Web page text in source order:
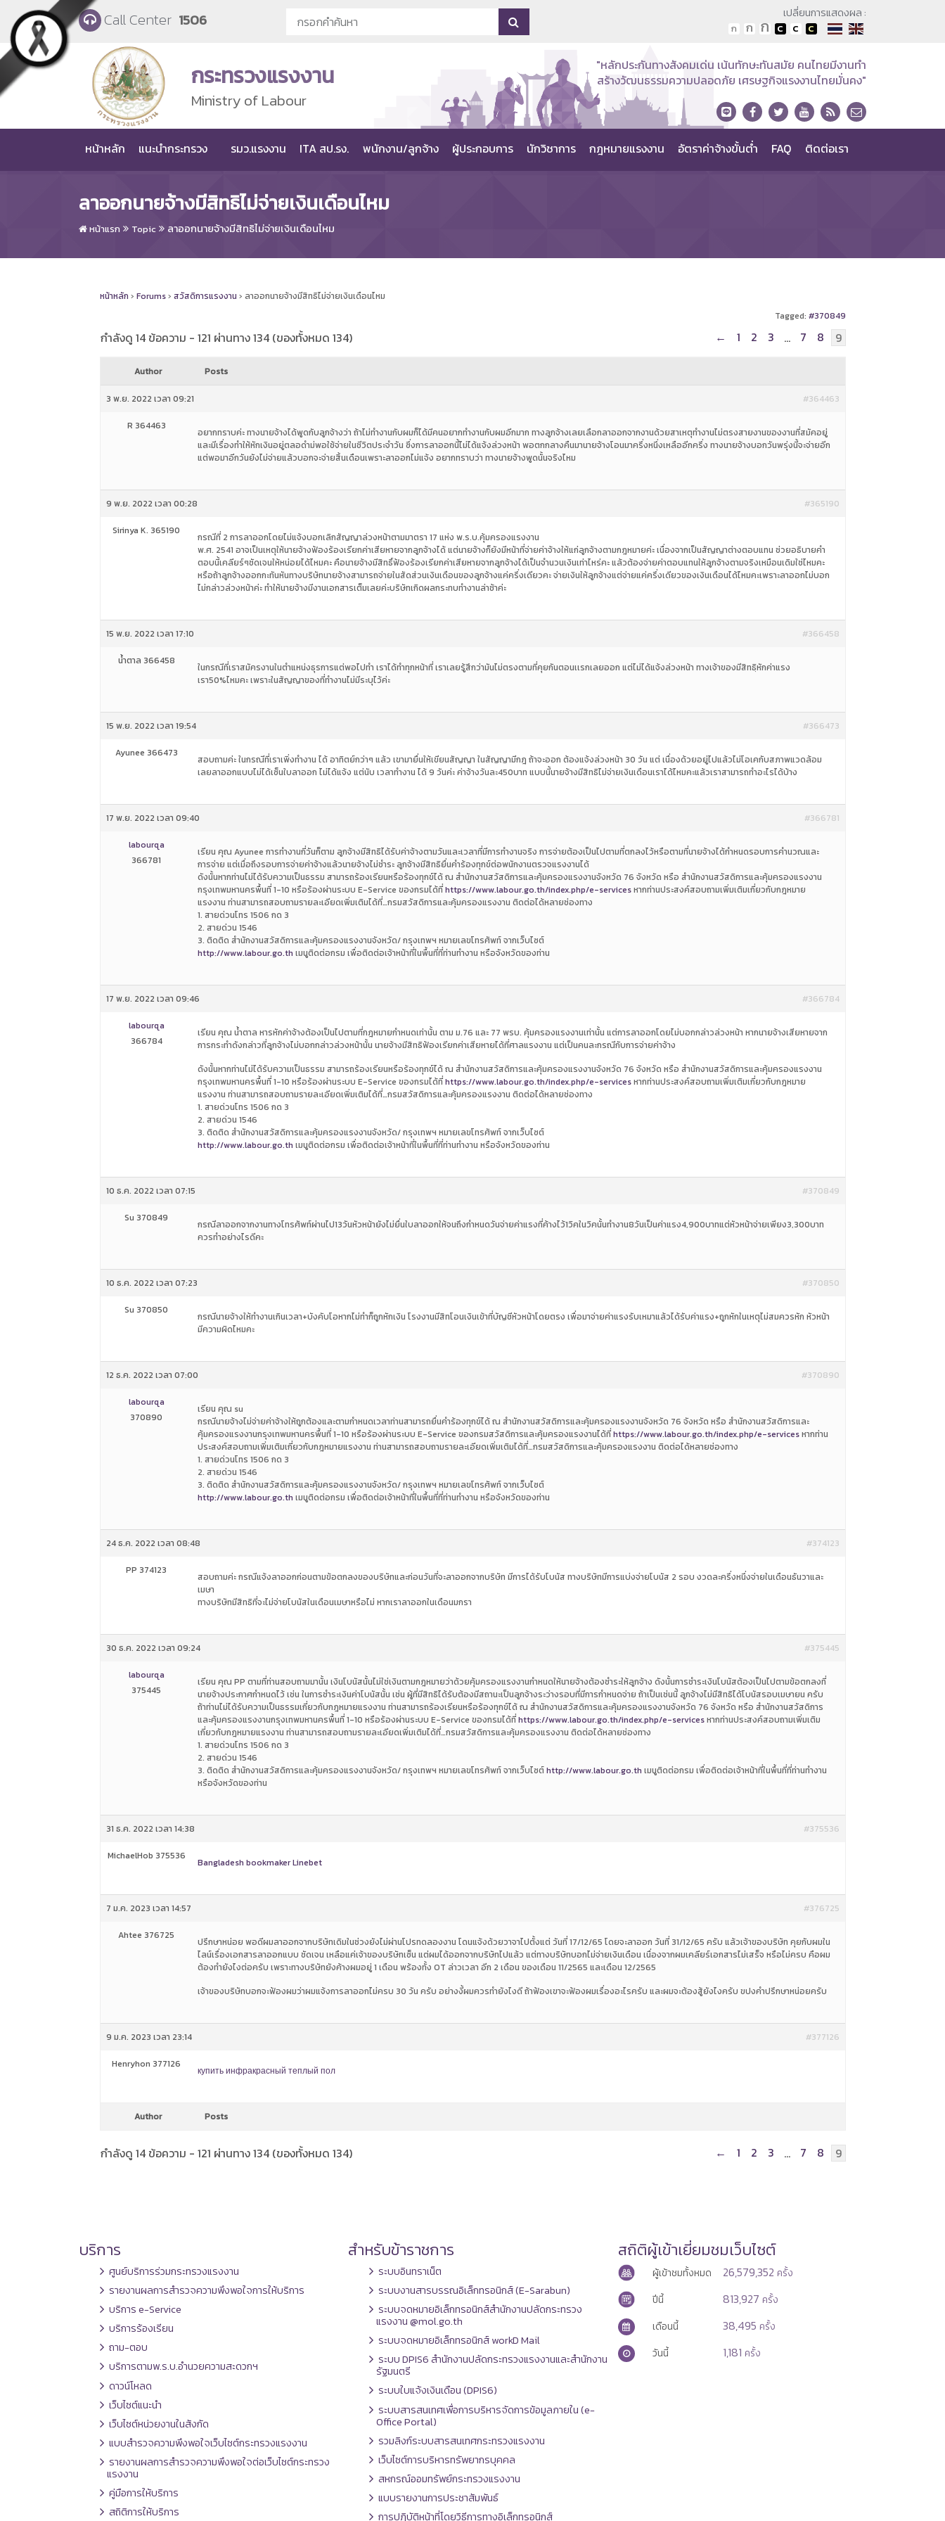
Skip to main content
Call Center 1506 เปลี่ยนการแสดงผล :
กระทรวงแรงงาน
Ministry of Labour
"หลักประกันทางสังคมเด่น เน้นทักษะทันสมัย คนไทยมีงานทำ
สร้างวัฒนธรรมความปลอดภัย เศรษฐกิจแรงงานไทยมั่นคง"
หน้าหลัก แนะนำกระทรวง รมว.แรงงาน ITA สป.รง. พนักงาน/ลูกจ้าง ผู้ประกอบการ นักวิชาการ กฎหมายแรงงาน อัตราค่าจ้างขั้นต่ำ FAQ ติดต่อเรา
ลาออกนายจ้างมีสิทธิไม่จ่ายเงินเดือนไหม
หน้าแรก Topic ลาออกนายจ้างมีสิทธิไม่จ่ายเงินเดือนไหม
หน้าหลัก › Forums› สวัสดิการแรงงาน › ลาออกนายจ้างมีสิทธิไม่จ่ายเงินเดือนไหม
Tagged: #370849
กำลังดู 14 ข้อความ - 121 ผ่านทาง 134 (ของทั้งหมด 134) ← 1 2 3 … 7 8 9
Author Posts
3 พ.ย. 2022 เวลา 09:21 #364463
R 364463
อยากทราบค่ะ ทางนายจ้างได้พูดกับลูกจ้างว่า ถ้าไม่ทำงานกับผมก็ได้มีคนอยากทำงานกับผมอีกมาก ทางลูกจ้างเลยเลือกลาออกจากงานด้วยสาเหตุทำงานไม่ตรงสายงานของงานที่สมัคอยู่
และมีเรื่องทำให้หักเงินอยู่ตลอดำม่พอใช้จ่ายในชีวิตประจำวัน ซึ่งการลาออกนี้ไม่ได้แจ้งล่วงหน้า พอตกกลางคืนมานายจ้างโอนมาครึ่งหนึ่งเหลืออีกครึ่ง ทางนายจ้างบอกวันพรุ่งนี้จะจ่ายอีก
แต่พอมาอีกวันยังไม่จ่ายแล้วบอกจะจ่ายสิ้นเดือนเพราะลาออกไม่แจ้ง อยากทราบว่า ทางนายจ้างพูดนั้นจริงไหม
9 พ.ย. 2022 เวลา 00:28 #365190
Sirinya K. 365190
กรณีที่ 2 การลาออกโดยไม่แจ้งบอกเลิกสัญญาล่วงหน้าตามมาตรา 17 แห่ง พ.ร.บ.คุ้มครองแรงงาน
พ.ศ. 2541 อาจเป็นเหตุให้นายจ้างฟ้องร้องเรียกค่าเสียหายจากลูกจ้างได้ แต่นายจ้างก็ยังมีหน้าที่จ่ายค่าจ้างให้แก่ลูกจ้างตามกฎหมายค่ะ เนื่องจากเป็นสัญญาต่างตอบแทน ช่วยอธิบายคำ
ตอบนี้เคลียร์ๆชัดเจนให้หน่อยได้ไหมคะ คือนายจ้างมีสิทธิ์ฟ้องร้องเรียกค่าเสียหายจากลูกจ้างได้เป็นจำนวนเงินเท่าไหร่คะ แล้วต้องจ่ายค่าตอบแทนให้ลูกจ้างตามจริงเหมือนเดิมใช่ไหมคะ
หรือถ้าลูกจ้างออกกะทันหันทางบริษัทนายจ้างสามารถจ่ายในสัดส่วนเงินเดือนของลูกจ้างแค่ครึ่งเดียวคะ จ่ายเงินให้ลูกจ้างแต่จ่ายแค่ครึ่งเดียวของเงินเดือนได้ไหมคะเพราะลาออกไม่บอก
ไม่กล่าวล่วงหน้าค่ะ ทำให้นายจ้างมีงานเอกสารเต็มเลยค่ะบริษัทเกิดผลกระทบทำงานล่าช้าค่ะ
15 พ.ย. 2022 เวลา 17:10 #366458
น้ำตาล 366458
ในกรณีที่เราสมัครงานในตำแหน่งธุรการแต่พอไปทำ เราได้ทำทุกหน้าที่ เราเลยรู้สึกว่ามันไม่ตรงตามที่คุยกันตอนเเรกเลยออก แต่ไม่ได้แจ้งล่วงหน้า ทางเจ้าของมีสิทธิฺหักค่าแรง
เรา50%ไหมคะ เพราะในสัญญาของที่ทำงานไม่มีระบุไว้ค่ะ
15 พ.ย. 2022 เวลา 19:54 #366473
Ayunee 366473
สอบถามค่ะ ในกรณีที่เราเพิ่งทำงาน ได้ อาทิตย์กว่าๆ แล้ว เขามายื่นให้เขียนสัญญา ในสัญญามีกฎ ถ้าจะออก ต้องแจ้งล่วงหน้า 30 วัน แต่ เนื่องด้วยอยู่ไปแล้วไม่โอเคกับสภาพแวดล้อม
เลยลาออกแบบไม่ได้เซ็นใบลาออก ไม่ได้แจ้ง แต่นับ เวลาทำงาน ได้ 9 วันค่ะ ค่าจ้างวันละ450บาท แบบนี้นายจ้างมีสิทธิไม่จ่ายเงินเดือนเราได้ไหมคะแล้วเราสามารถทำอะไรได้บ้าง
17 พ.ย. 2022 เวลา 09:40 #366781
labourqa
366781
เรียน คุณ Ayunee การทำงานกี่วันก็ตาม ลูกจ้างมีสิทธิได้รับค่าจ้างตามวันและเวลาที่มีการทำงานจริง การจ่ายต้องเป็นไปตามที่ตกลงไว้หรือตามที่นายจ้างได้กำหนดรอบการคำนวณและ
การจ่าย แต่เมื่อถึงรอบการจ่ายค่าจ้างแล้วนายจ้างไม่ชำระ ลูกจ้างมีสิทธิยื่นคำร้องทุกข์ต่อพนักงานตรวจแรงงานได้
ดังนั้นหากท่านไม่ได้รับความเป็นธรรม สามารถร้องเรียนหรือร้องทุกข์ได้ ณ สำนักงานสวัสดิการและคุ้มครองแรงงานจังหวัด 76 จังหวัด หรือ สำนักงานสวัสดิการและคุ้มครองแรงงาน
กรุงเทพมหานครพื้นที่ 1-10 หรือร้องผ่านระบบ E-Service ของกรมได้ที่https://www.labour.go.th/index.php/e-servicesหากท่านประสงค์สอบถามเพิ่มเติมเกี่ยวกับกฎหมาย
แรงงาน ท่านสามารถสอบถามรายละเอียดเพิ่มเติมได้ที่…กรมสวัสดิการและคุ้มครองแรงงาน ติดต่อได้หลายช่องทาง
1. สายด่วนโทร 1506 กด 3
2. สายด่วน 1546
3. ติดติด สำนักงานสวัสดิการและคุ้มครองแรงงานจังหวัด/ กรุงเทพฯ หมายเลขโทรศัพท์ จากเว็บไซต์
http://www.labour.go.th เมนูติดต่อกรม เพื่อติดต่อเจ้าหน้าที่ในพื้นที่ที่ท่านทำงาน หรือจังหวัดของท่าน
17 พ.ย. 2022 เวลา 09:46 #366784
labourqa
366784
เรียน คุณ น้ำตาล หารหักค่าจ้างต้องเป็นไปตามที่กฎหมายกำหนดเท่านั้น ตาม ม.76 และ 77 พรบ. คุ้มครองแรงงานเท่านั้น แต่การลาออกโดยไม่บอกกล่าวล่วงหน้า หากนายจ้างเสียหายจาก
การกระทำดังกล่าวที่ลูกจ้างไม่บอกกล่าวล่วงหน้านั้น นายจ้างมีสิทธิฟ้องเรียกค่าเสียหายได้ที่ศาลแรงงาน แต่เป็นคนละกรณีกับการจ่ายค่าจ้าง
ดังนั้นหากท่านไม่ได้รับความเป็นธรรม สามารถร้องเรียนหรือร้องทุกข์ได้ ณ สำนักงานสวัสดิการและคุ้มครองแรงงานจังหวัด 76 จังหวัด หรือ สำนักงานสวัสดิการและคุ้มครองแรงงาน
กรุงเทพมหานครพื้นที่ 1-10 หรือร้องผ่านระบบ E-Service ของกรมได้ที่https://www.labour.go.th/index.php/e-servicesหากท่านประสงค์สอบถามเพิ่มเติมเกี่ยวกับกฎหมาย
แรงงาน ท่านสามารถสอบถามรายละเอียดเพิ่มเติมได้ที่…กรมสวัสดิการและคุ้มครองแรงงาน ติดต่อได้หลายช่องทาง
1. สายด่วนโทร 1506 กด 3
2. สายด่วน 1546
3. ติดติด สำนักงานสวัสดิการและคุ้มครองแรงงานจังหวัด/ กรุงเทพฯ หมายเลขโทรศัพท์ จากเว็บไซต์
http://www.labour.go.th เมนูติดต่อกรม เพื่อติดต่อเจ้าหน้าที่ในพื้นที่ที่ท่านทำงาน หรือจังหวัดของท่าน
10 ธ.ค. 2022 เวลา 07:15 #370849
Su 370849
กรณีลาออกจากงานทางโทรศัพท์ผ่านไป13วันหัวหน้ายังไม่ยื่นใบลาออกให้จนถึงกำหนดวันจ่ายค่าแรงที่ค้างไว้1วิคในวิคนั้นทำงาน8วันเป็นค่าแรง4,900บาทแต่หัวหน้าจ่ายเพียง3,300บาท
ควรทำอย่างไรดีคะ
10 ธ.ค. 2022 เวลา 07:23 #370850
Su 370850
กรณีนายจ้างให้ทำงานเกินเวลา+บังคับโอหากไม่ทำก็ถูกหักเงิน โรงงานมีสิทโอนเงินเข้าที่บัญชีหัวหน้าโดยตรง เพื่อมาจ่ายค่าแรงรับเหมาแล้วได้รับค่าแรง+ถูกหักในเหตุไม่สมควรหัก หัวหน้า
มีความผิดไหมคะ
12 ธ.ค. 2022 เวลา 07:00 #370890
labourqa
370890
เรียน คุณ su
กรณีนายจ้างไม่จ่ายค่าจ้างให้ถูกต้องและตามกำหนดเวลาท่านสามารถยื่นคำร้องทุกข์ได้ ณ สำนักงานสวัสดิการและคุ้มครองแรงงานจังหวัด 76 จังหวัด หรือ สำนักงานสวัสดิการและ
คุ้มครองแรงงานกรุงเทพมหานครพื้นที่ 1-10 หรือร้องผ่านระบบ E-Service ของกรมสวัสดิการและคุ้มครองแรงงานได้ที่https://www.labour.go.th/index.php/e-servicesหากท่าน
ประสงค์สอบถามเพิ่มเติมเกี่ยวกับกฎหมายแรงงาน ท่านสามารถสอบถามรายละเอียดเพิ่มเติมได้ที่…กรมสวัสดิการและคุ้มครองแรงงาน ติดต่อได้หลายช่องทาง
1. สายด่วนโทร 1506 กด 3
2. สายด่วน 1546
3. ติดติด สำนักงานสวัสดิการและคุ้มครองแรงงานจังหวัด/ กรุงเทพฯ หมายเลขโทรศัพท์ จากเว็บไซต์
http://www.labour.go.th เมนูติดต่อกรม เพื่อติดต่อเจ้าหน้าที่ในพื้นที่ที่ท่านทำงาน หรือจังหวัดของท่าน
24 ธ.ค. 2022 เวลา 08:48 #374123
PP 374123
สอบถามค่ะ กรณีแจ้งลาออกก่อนตามข้อตกลงของบริษัทและก่อนวันที่จะลาออกจากบริษัท มีการได้รับโบนัส ทางบริษัทมีการแบ่งจ่ายโบนัส 2 รอบ งวดละครึ่งหนึ่งจ่ายในเดือนธันวาและ
เมษา
ทางบริษัทมีสิทธิที่จะไม่จ่ายโบนัสในเดือนเมษาหรือไม่ หากเราลาออกในเดือนมกรา
30 ธ.ค. 2022 เวลา 09:24 #375445
labourqa
375445
เรียน คุณ PP ตามที่ท่านสอบถามมานั้น เงินโบนัสนั้นไม่ใช่เงินตามกฎหมายว่าด้วยคุ้มครองแรงงานกำหนดให้นายจ้างต้องชำระให้ลูกจ้าง ดังนั้นการชำระเงินโบนัสต้องเป็นไปตามข้อตกลงที่
นายจ้างประกาศกำหนดไว้ เช่น ในการชำระเงินค่าโบนัสนั้น เช่น ผู้ที่มีสิทธิได้รับต้องมีสถานะเป็นลูกจ้างระว่างรอบที่มีการกำหนดจ่าย ถ้าเป็นเช่นนี้ ลูกจ้างไม่มีสิทธิได้โบนัสรอบเมษายน ครับ
ถ้าท่านไม่ได้รับความเป็นธรรมเกี่ยวกับกฎหมายแรงงาน ท่านสามารถร้องเรียนหรือร้องทุกข์ได้ ณ สำนักงานสวัสดิการและคุ้มครองแรงงานจังหวัด 76 จังหวัด หรือ สำนักงานสวัสดิการ
และคุ้มครองแรงงานกรุงเทพมหานครพื้นที่ 1-10 หรือร้องผ่านระบบ E-Service ของกรมได้ที่https://www.labour.go.th/index.php/e-servicesหากท่านประสงค์สอบถามเพิ่มเติม
เกี่ยวกับกฎหมายแรงงาน ท่านสามารถสอบถามรายละเอียดเพิ่มเติมได้ที่…กรมสวัสดิการและคุ้มครองแรงงาน ติดต่อได้หลายช่องทาง
1. สายด่วนโทร 1506 กด 3
2. สายด่วน 1546
3. ติดติด สำนักงานสวัสดิการและคุ้มครองแรงงานจังหวัด/ กรุงเทพฯ หมายเลขโทรศัพท์ จากเว็บไซต์http://www.labour.go.th เมนูติดต่อกรม เพื่อติดต่อเจ้าหน้าที่ในพื้นที่ที่ท่านทำงาน
หรือจังหวัดของท่าน
31 ธ.ค. 2022 เวลา 14:38 #375536
MichaelHob 375536
Bangladesh bookmaker Linebet
7 ม.ค. 2023 เวลา 14:57 #376725
Ahtee 376725
ปรึกษาหน่อย พอดีผมลาออกจากบริษัทเดิมในช่วงยังไม่ผ่านโปรทดลองงาน โดนแจ้งด้วยวาจาไปตั้งแต่ วันที่ 17/12/65 โดยจะลาออก วันที่ 31/12/65 ครับ แล้วเจ้าของบริษัท คุยกับผมใน
ไลน์เรื่องเอกสารลาออกแบบ ชัดเจน เหลือแค่เจ้าของบริษัทเซ็น แต่ผมได้ออกจากบริษัทไปแล้ว แต่ทางบริษัทบอกไม่จ่ายเงินเดือน เนื่องจากผมเคลียร์เอกสารไม่เสร็จ หรือไม่ครบ คือผม
ต้องทำยังไงต่อครับ เพราะทางบริษัทยังค้างผมอยู่ 1 เดือน พร้องทั้ง OT ล่าวเวลา อีก 2 เดือน ของเดือน 11/2565 และเดือน 12/2565
เจ้าของบริษัทบอกจะฟ้องผมว่าผมแจ้งการลาออกไม่ครบ 30 วัน ครับ อย่างงี้ผมควรทำยังไงดี ถ้าฟ้องเขาจะฟ้องผมเรื่องอะไรครับ และผมจะต้องสู้ยังไงครับ ขปงคำปรึกษาหน่อยครับ
9 ม.ค. 2023 เวลา 23:14 #377126
Henryhon 377126
купить инфракрасный теплый пол
Author Posts
กำลังดู 14 ข้อความ - 121 ผ่านทาง 134 (ของทั้งหมด 134) ← 1 2 3 … 7 8 9
บริการ
ศูนย์บริการร่วมกระทรวงแรงงาน
รายงานผลการสำรวจความพึงพอใจการให้บริการ
บริการ e-Service
บริการร้องเรียน
ถาม-ตอบ
บริการตามพ.ร.บ.อำนวยความสะดวกฯ
ดาวน์โหลด
เว็บไซต์แนะนำ
เว็บไซต์หน่วยงานในสังกัด
แบบสำรวจความพึงพอใจเว็บไซต์กระทรวงแรงงาน
รายงานผลการสำรวจความพึงพอใจต่อเว็บไซต์กระทรวง
แรงงาน
คู่มือการให้บริการ
สถิติการให้บริการ
สำหรับข้าราชการ
ระบบอินทราเน็ต
ระบบงานสารบรรณอิเล็กทรอนิกส์ (E-Sarabun)
ระบบจดหมายอิเล็กทรอนิกส์สำนักงานปลัดกระทรวง
แรงงาน @mol.go.th
ระบบจดหมายอิเล็กทรอนิกส์ workD Mail
ระบบ DPIS6 สำนักงานปลัดกระทรวงแรงงานและสำนักงาน
รัฐมนตรี
ระบบใบแจ้งเงินเดือน (DPIS6)
ระบบสารสนเทศเพื่อการบริหารจัดการข้อมูลภายใน (e-
Office Portal)
รวมลิงก์ระบบสารสนเทศกระทรวงแรงงาน
เว็บไซต์การบริหารทรัพยากรบุคคล
สหกรณ์ออมทรัพย์กระทรวงแรงงาน
แบบรายงานการประชาสัมพันธ์
การปฏิบัติหน้าที่โดยวิธีการทางอิเล็กทรอนิกส์
สถิติผู้เข้าเยี่ยมชมเว็บไซต์
ผู้เข้าชมทั้งหมด 26,579,352 ครั้ง
ปีนี้
813,927 ครั้ง
เดือนนี้
38,495 ครั้ง
วันนี้
1,181 ครั้ง